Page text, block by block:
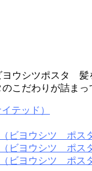
ウシツポスタ
こだわりが詰まっ